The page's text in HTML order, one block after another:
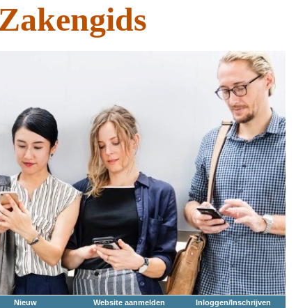
Zakengids
Nieuw Website aanmelden
Inloggen/Inschrijven